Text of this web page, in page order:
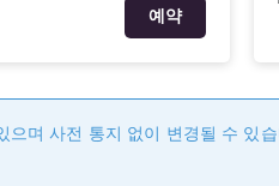
예약
며 사전 통지 없이 변경될 수 있